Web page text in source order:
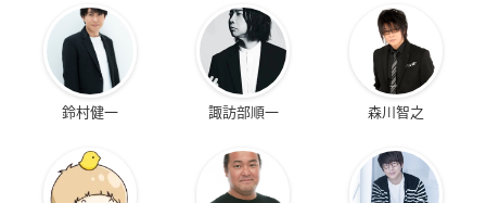
鈴村健一 諏訪部順一 森川智之